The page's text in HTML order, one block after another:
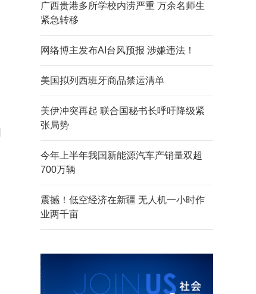
广西贵港多所学校内涝严重 万余名师生
紧急转移
网络博主发布AI台风预报 涉嫌违法！
美国拟列西班牙商品禁运清单
美伊冲突再起 联合国秘书长呼吁降级紧
张局势
今年上半年我国新能源汽车产销量双超
700万辆
震撼！低空经济在新疆 无人机一小时作
业两千亩